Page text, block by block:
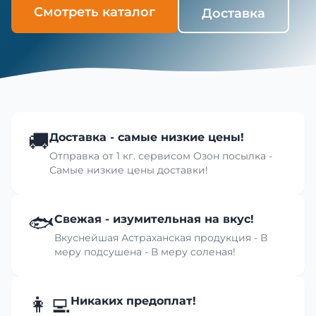
Смотреть каталог Доставка
🚚Доставка - самые низкие цены!
Отправка от 1 кг. сервисом Озон посылка -
Самые низкие цены доставки!
🐟Свежая - изумительная на вкус!
Вкуснейшая Астраханская продукция - В
меру подсушена - В меру соленая!
👩‍💻Никаких предоплат!